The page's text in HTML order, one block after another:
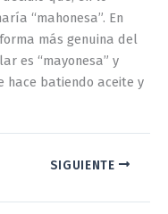
“mahonesa”. En
más genuina del
es “mayonesa” y
hace batiendo aceite y
SIGUIENTE